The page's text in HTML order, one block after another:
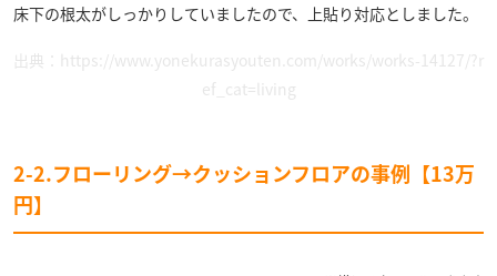
床下の根太がしっかりしていましたので、上貼り対応としました。
出典： https://www.yonekurasyouten.com/works/works-14127/?r
ef_cat=living
2-2.フローリング→クッションフロアの事例【13万
円】